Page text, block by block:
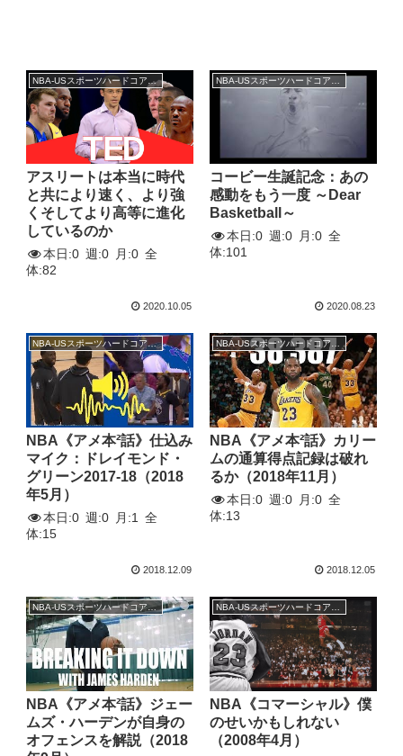
NBA-USスポーツハードコアトーク
アスリートは本当に時代
と共により速く、より強
くそしてより高等に進化
しているのか
本日:0 週:0 月:0 全
体:82
2020.10.05
コービー生誕記念：あの
感動をもう一度 ～Dear
Basketball～
本日:0 週:0 月:0 全
体:101
2020.08.23
NBA-USスポーツハードコアトーク
NBA《アメ本²話》仕込み
マイク：ドレイモンド・
グリーン2017-18（2018
年5月）
本日:0 週:0 月:1
全
体:15
2018.12.09
NBA-USスポーツハードコアトーク
NBA《アメ本²話》カリー
ムの通算得点記録は破れ
るか（2018年11月）
本日:0 週:0 月:0 全
体:13
2018.12.05
NBA-USスポーツハードコアトーク
NBA《アメ本²話》ジェー
ムズ・ハーデンが自身の
オフェンスを解説（2018
NBA《コマーシャル》僕
のせいかもしれない
（2008年4月）